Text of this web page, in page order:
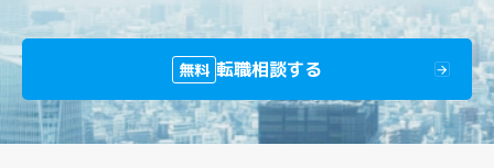
無料 転職相談する